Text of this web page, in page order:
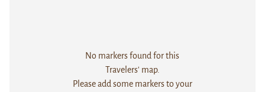
No markers found for this
Travelers' map.
Please add some markers to your